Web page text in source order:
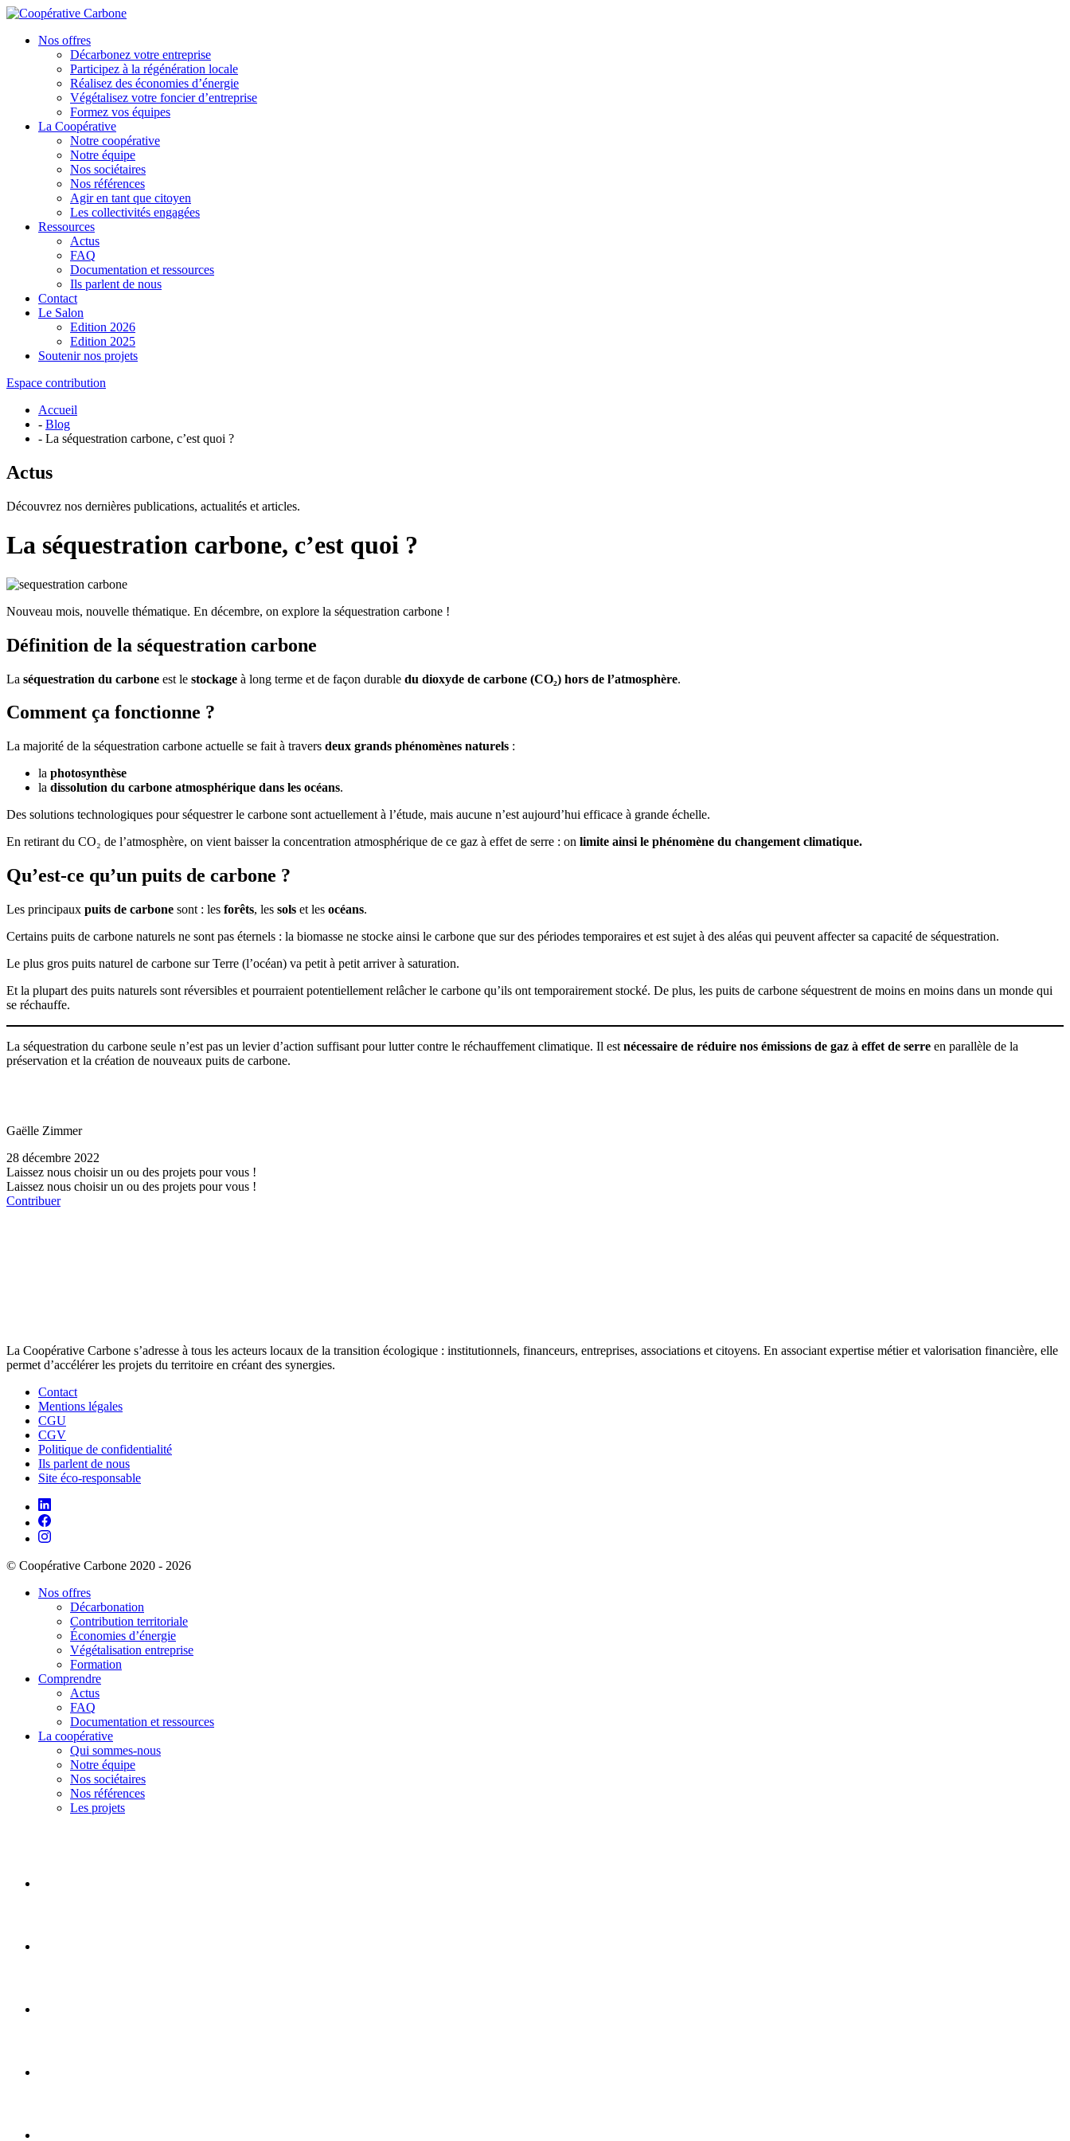
Nos offres
Décarbonez votre entreprise
Participez à la régénération locale
Réalisez des économies d’énergie
Végétalisez votre foncier d’entreprise
Formez vos équipes
La Coopérative
Notre coopérative
Notre équipe
Nos sociétaires
Nos références
Agir en tant que citoyen
Les collectivités engagées
Ressources
Actus
FAQ
Documentation et ressources
Ils parlent de nous
Contact
Le Salon
Edition 2026
Edition 2025
Soutenir nos projets
Espace contribution
Accueil
- Blog
- La séquestration carbone, c’est quoi ?
Actus
Découvrez nos dernières publications, actualités et articles.
La séquestration carbone, c’est quoi ?
Nouveau mois, nouvelle thématique. En décembre, on explore la séquestration carbone !
Définition de la séquestration carbone
La séquestration du carbone est le stockage à long terme et de façon durable du dioxyde de carbone (CO₂) hors de l’atmosphère.
Comment ça fonctionne ?
La majorité de la séquestration carbone actuelle se fait à travers deux grands phénomènes naturels :
la photosynthèse
la dissolution du carbone atmosphérique dans les océans.
Des solutions technologiques pour séquestrer le carbone sont actuellement à l’étude, mais aucune n’est aujourd’hui efficace à grande échelle.
En retirant du CO₂ de l’atmosphère, on vient baisser la concentration atmosphérique de ce gaz à effet de serre : on limite ainsi le phénomène du changement climatique.
Qu’est-ce qu’un puits de carbone ?
Les principaux puits de carbone sont : les forêts, les sols et les océans.
Certains puits de carbone naturels ne sont pas éternels : la biomasse ne stocke ainsi le carbone que sur des périodes temporaires et est sujet à des aléas qui peuvent affecter sa capacité de séquestration.
Le plus gros puits naturel de carbone sur Terre (l’océan) va petit à petit arriver à saturation.
Et la plupart des puits naturels sont réversibles et pourraient potentiellement relâcher le carbone qu’ils ont temporairement stocké. De plus, les puits de carbone séquestrent de moins en moins dans un monde qui
se réchauffe.
La séquestration du carbone seule n’est pas un levier d’action suffisant pour lutter contre le réchauffement climatique. Il est nécessaire de réduire nos émissions de gaz à effet de serre en parallèle de la
préservation et la création de nouveaux puits de carbone.
Gaëlle Zimmer
28 décembre 2022
Laissez nous choisir un ou des projets pour vous !
Laissez nous choisir un ou des projets pour vous !
Contribuer
La Coopérative Carbone s’adresse à tous les acteurs locaux de la transition écologique : institutionnels, financeurs, entreprises, associations et citoyens. En associant expertise métier et valorisation financière, elle
permet d’accélérer les projets du territoire en créant des synergies.
Contact
Mentions légales
CGU
CGV
Politique de confidentialité
Ils parlent de nous
Site éco-responsable
© Coopérative Carbone 2020 - 2026
Nos offres
Décarbonation
Contribution territoriale
Économies d’énergie
Végétalisation entreprise
Formation
Comprendre
Actus
FAQ
Documentation et ressources
La coopérative
Qui sommes-nous
Notre équipe
Nos sociétaires
Nos références
Les projets